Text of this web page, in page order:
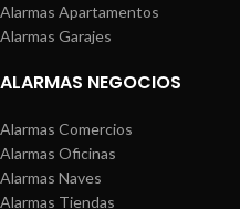
Alarmas Apartamentos
Alarmas Garajes
ALARMAS NEGOCIOS
Alarmas Comercios
Alarmas Oficinas
Alarmas Naves
Alarmas Tiendas